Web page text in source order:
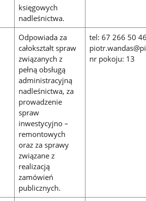
księgowych
nadleśnictwa.
Odpowiada za
całokształt spraw
związanych z
pełną obsługą
administracyjną
nadleśnictwa, za
prowadzenie
spraw
inwestycyjno –
remontowych
oraz za sprawy
związane z
realizacją
zamówień
publicznych.
tel: 67 266 50
nr pokoju: 13